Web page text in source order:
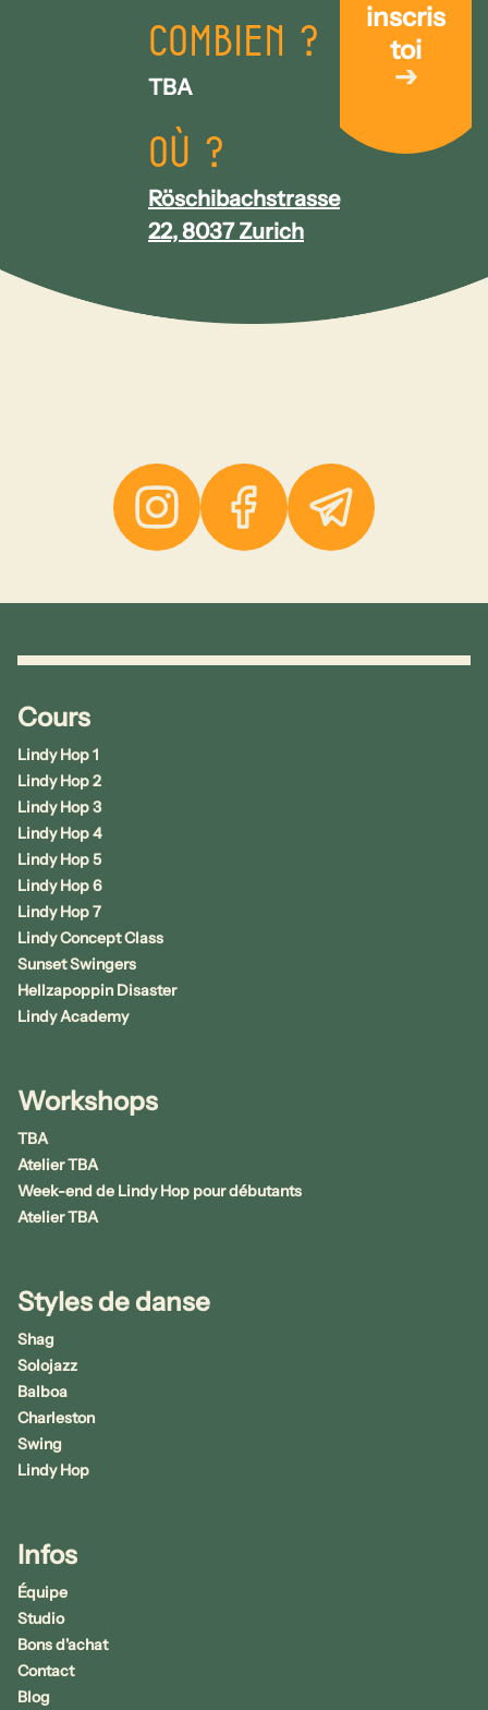
Combien ?
TBA
Où ?
Röschibachstrasse
22, 8037 Zurich
inscris
toi
Instagram Facebook Telegram
Cours
Lindy Hop 1
Lindy Hop 2
Lindy Hop 3
Lindy Hop 4
Lindy Hop 5
Lindy Hop 6
Lindy Hop 7
Lindy Concept Class
Sunset Swingers
Hellzapoppin Disaster
Lindy Academy
Workshops
TBA
Atelier TBA
Week-end de Lindy Hop pour débutants
Atelier TBA
Styles de danse
Shag
Solojazz
Balboa
Charleston
Swing
Lindy Hop
Infos
Équipe
Studio
Bons d'achat
Contact
Blog